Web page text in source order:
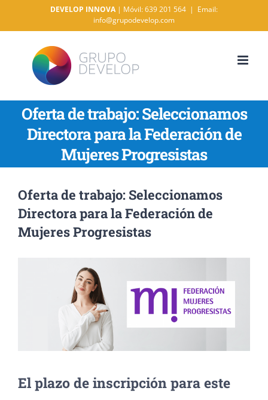
al
contenido
DEVELOP INNOVA| Móvil: 639 201 564 | Email:
info@grupodevelop.com
Oferta de trabajo: Seleccionamos
Directora para la Federación de
Mujeres Progresistas
Oferta de trabajo: Seleccionamos
Directora para la Federación de
Mujeres Progresistas
El plazo de inscripción para este